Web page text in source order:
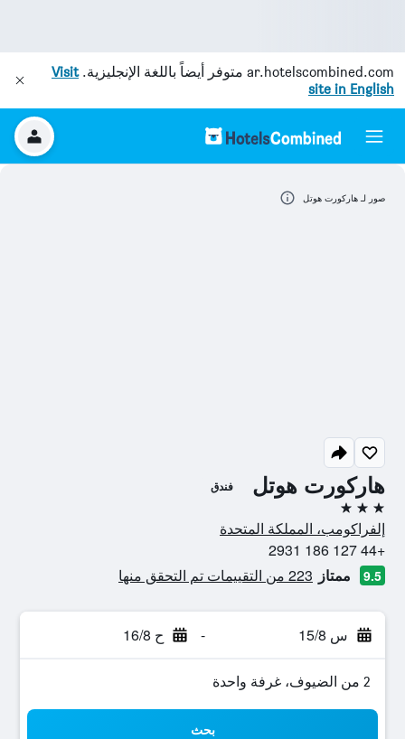
ar.hotelscombined.com متوفر أيضاً باللغة الإنجليزية.Visit
site in English
هاركورت هوتل فندق
3 نجوم
إلفراكومب، المملكة المتحدة
+44 127 186 2931
9.5 ممتاز 223 من التقييمات تم التحقق منها
س 15/8 - ح 16/8
2 من الضيوف، غرفة واحدة
بحث
صور لـ هاركورت هوتل